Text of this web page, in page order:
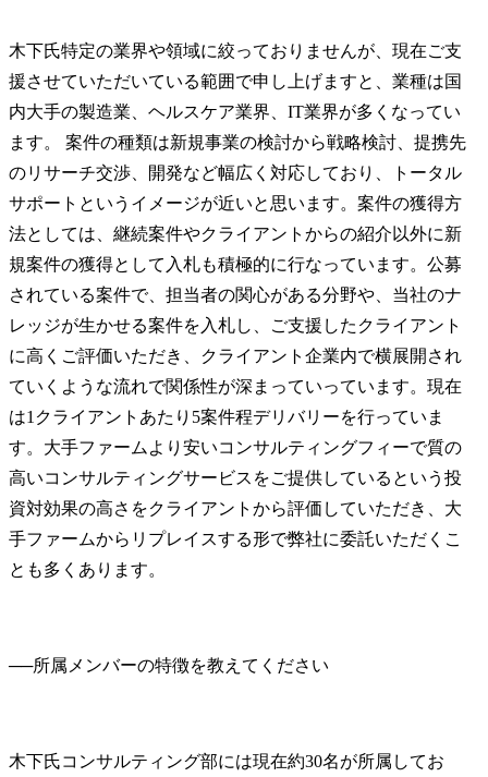
木下氏特定の業界や領域に絞っておりませんが、現在ご支
援させていただいている範囲で申し上げますと、業種は国
内大手の製造業、ヘルスケア業界、IT業界が多くなってい
ます。 案件の種類は新規事業の検討から戦略検討、提携先
のリサーチ交渉、開発など幅広く対応しており、トータル
サポートというイメージが近いと思います。案件の獲得方
法としては、継続案件やクライアントからの紹介以外に新
規案件の獲得として入札も積極的に行なっています。公募
されている案件で、担当者の関心がある分野や、当社のナ
レッジが生かせる案件を入札し、ご支援したクライアント
に高くご評価いただき、クライアント企業内で横展開され
ていくような流れで関係性が深まっていっています。現在
は1クライアントあたり5案件程デリバリーを行っていま
す。大手ファームより安いコンサルティングフィーで質の
高いコンサルティングサービスをご提供しているという投
資対効果の高さをクライアントから評価していただき、大
手ファームからリプレイスする形で弊社に委託いただくこ
とも多くあります。
──
木下氏コンサルティング部には現在約30名が所属してお